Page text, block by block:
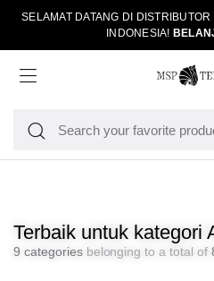
SELAMAT DATANG DI
INDONESIA!
Terbaik untuk kategori
9 categoriesbelonging to a total of